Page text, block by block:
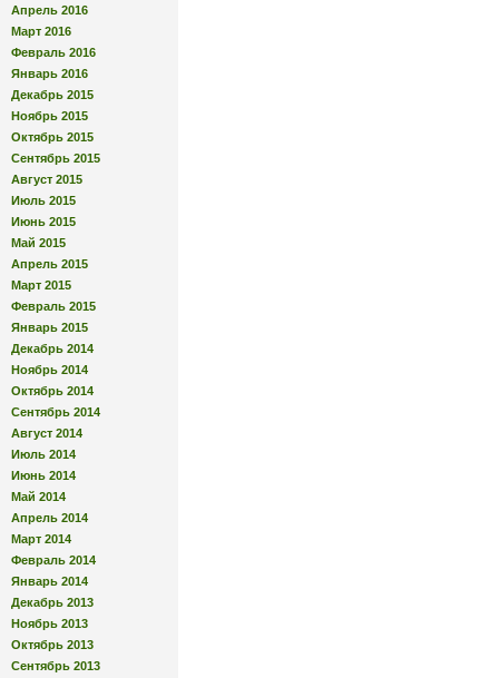
Апрель 2016
Март 2016
Февраль 2016
Январь 2016
Декабрь 2015
Ноябрь 2015
Октябрь 2015
Сентябрь 2015
Август 2015
Июль 2015
Июнь 2015
Май 2015
Апрель 2015
Март 2015
Февраль 2015
Январь 2015
Декабрь 2014
Ноябрь 2014
Октябрь 2014
Сентябрь 2014
Август 2014
Июль 2014
Июнь 2014
Май 2014
Апрель 2014
Март 2014
Февраль 2014
Январь 2014
Декабрь 2013
Ноябрь 2013
Октябрь 2013
Сентябрь 2013